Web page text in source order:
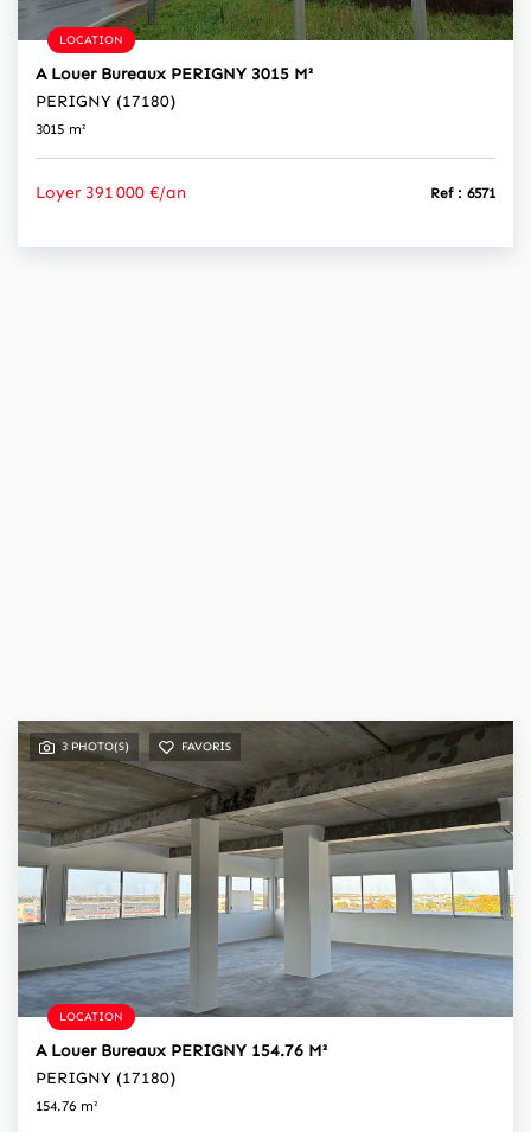
LOCATION
A Louer Bureaux PERIGNY 3015 M²
PERIGNY (17180)
3015 m²
Loyer 391 000 €/an Ref : 6571
3 PHOTO(S) FAVORIS
LOCATION
A Louer Bureaux PERIGNY 154.76 M²
PERIGNY (17180)
154.76 m²